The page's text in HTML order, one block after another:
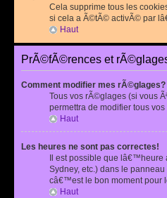
Cela supprime tous les
si cela a Ã©tÃ© activÃ© par
Haut
PrÃ©fÃ©rences et
Comment modifier mes rÃ©glages?
Tous vos rÃ©glages (si vous
permettra de modifier tous
Haut
Les heures ne sont pas correctes!
Il est possible que
Sydney, etc.) dans le
câ€™est le bon moment pour
Haut